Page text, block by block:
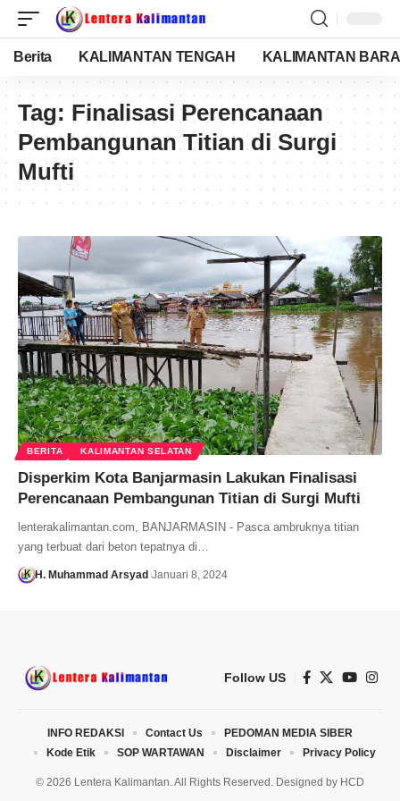
Berita KALIMANTAN TENGAH KALIMANTAN
Tag: Finalisasi Perencanaan
Pembangunan Titian di Surgi
Mufti
BERITA KALIMANTAN SELATAN
Disperkim Kota Banjarmasin Lakukan Finalisasi
Perencanaan Pembangunan Titian di Surgi Mufti
lenterakalimantan.com, BANJARMASIN - Pasca ambruknya titian
yang terbuat dari beton tepatnya di…
H. Muhammad Arsyad Januari 8, 2024
Follow US
© 2026 Lentera Kalimantan. All Rights Reserved. Designed by HCD
INFO REDAKSI Contact Us
PEDOMAN MEDIA SIBER
Kode Etik
SOP WARTAWAN Disclaimer Privacy Policy